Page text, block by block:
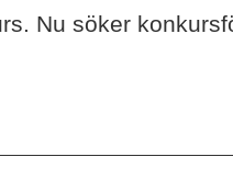
Nu söker